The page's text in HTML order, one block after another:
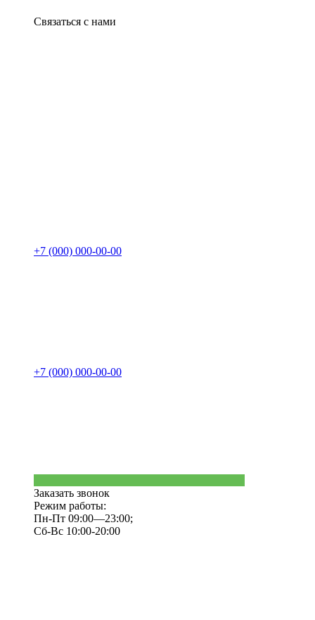
Связаться с нами
+7 (000) 000-00-00
+7 (000) 000-00-00
Заказать звонок
Режим работы:
Пн-Пт 09:00—23:00;
Сб-Вс 10:00-20:00